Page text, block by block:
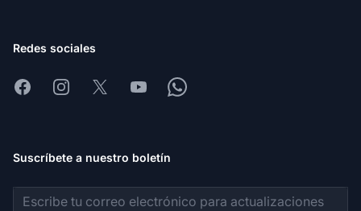
Redes sociales
FacebookInstagram
X YoutubeWhatsapp
Suscríbete a nuestro boletín
Dirección de correo electrónico